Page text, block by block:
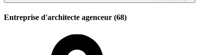
Entreprise d'architecte agenceur (68)